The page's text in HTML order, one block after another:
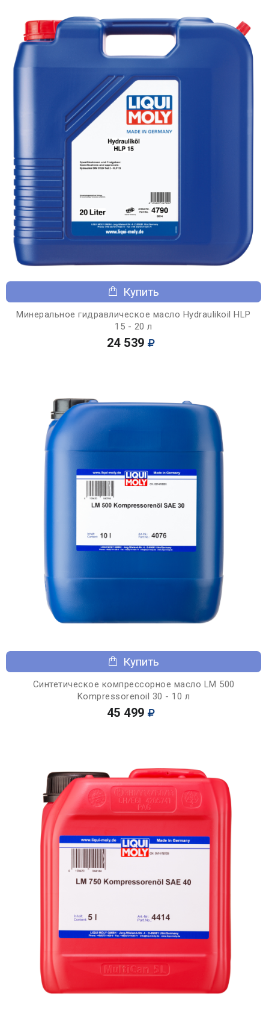
Купить
Минеральное гидравлическое масло Hydraulikoil HLP
15 - 20 л
24 539
Купить
Синтетическое компрессорное масло LM 500
Kompressorenoil 30 - 10 л
45 499